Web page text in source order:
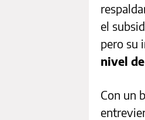
el
pero su
nivel
Con un